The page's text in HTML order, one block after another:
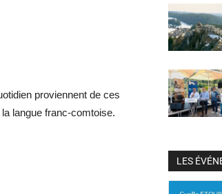
proviennent de ces
langue franc-comtoise.
LES